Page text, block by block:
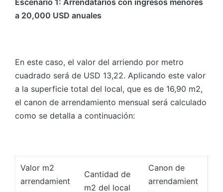
Escenario 1: Arrendatarios con ingresos menores
a 20,000 USD anuales
En este caso, el valor del arriendo por metro
cuadrado será de USD 13,22. Aplicando este valor
a la superficie total del local, que es de 16,90 m2,
el canon de arrendamiento mensual será calculado
como se detalla a continuación:
Valor m2
arrendamient
Cantidad de
m2 del local
Canon de
arrendamient